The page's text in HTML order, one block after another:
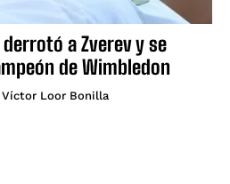
a Zverev y se
de Wimbledon
Víctor Loor Bonilla